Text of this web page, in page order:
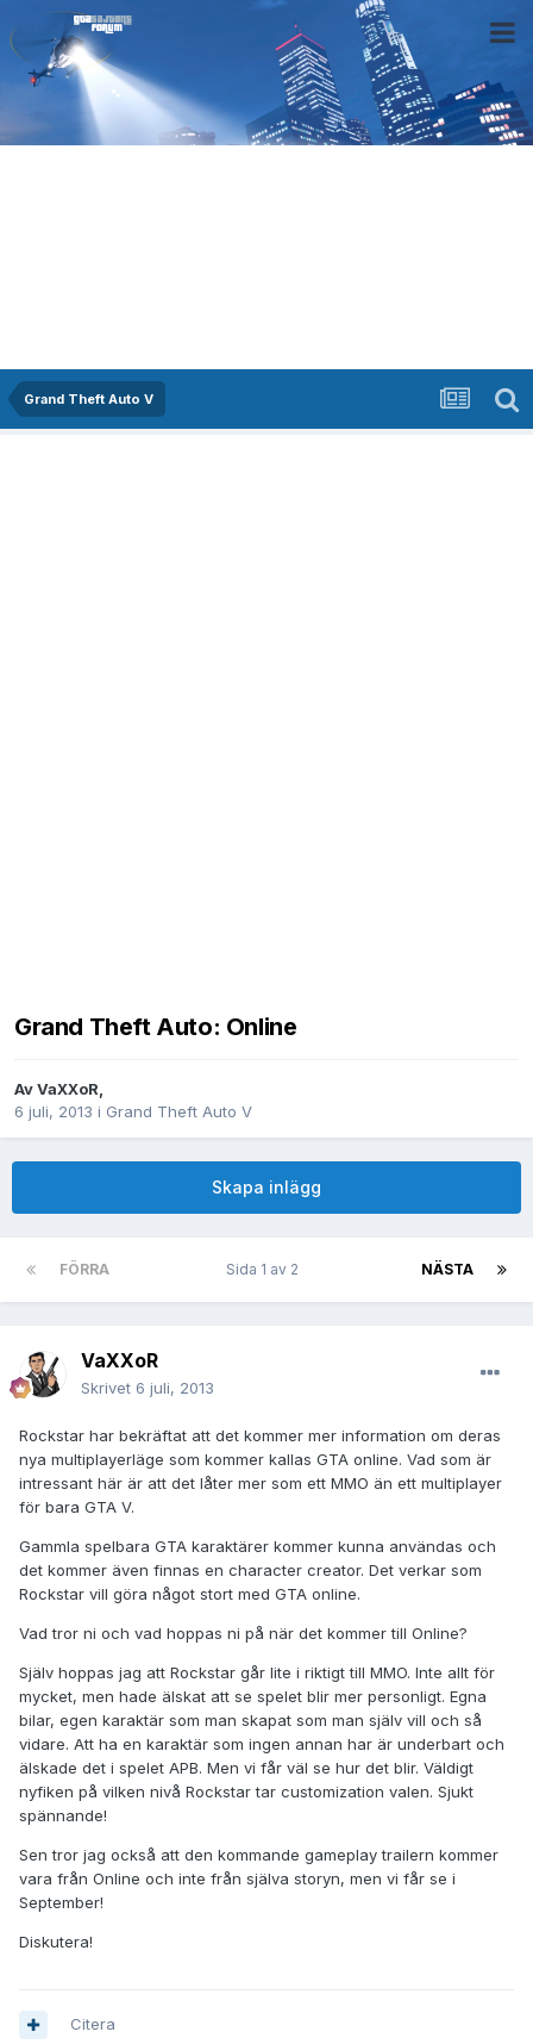
Grand Theft Auto V
Grand Theft Auto: Online
AvVaXXoR,
6 juli, 2013 i Grand Theft Auto V
Skapa inlägg
FÖRRA NÄSTA
Sida 1 av 2
VaXXoR
Skrivet 6 juli, 2013
Rockstar har bekräftat att det kommer mer information om deras
nya multiplayerläge som kommer kallas GTA online. Vad som är
intressant här är att det låter mer som ett MMO än ett multiplayer
för bara GTA V.
Gammla spelbara GTA karaktärer kommer kunna användas och
det kommer även finnas en character creator. Det verkar som
Rockstar vill göra något stort med GTA online.
Vad tror ni och vad hoppas ni på när det kommer till Online?
Själv hoppas jag att Rockstar går lite i riktigt till MMO. Inte allt för
mycket, men hade älskat att se spelet blir mer personligt. Egna
bilar, egen karaktär som man skapat som man själv vill och så
vidare. Att ha en karaktär som ingen annan har är underbart och
älskade det i spelet APB. Men vi får väl se hur det blir. Väldigt
nyfiken på vilken nivå Rockstar tar customization valen. Sjukt
spännande!
Sen tror jag också att den kommande gameplay trailern kommer
vara från Online och inte från själva storyn, men vi får se i
September!
Diskutera!
Citera